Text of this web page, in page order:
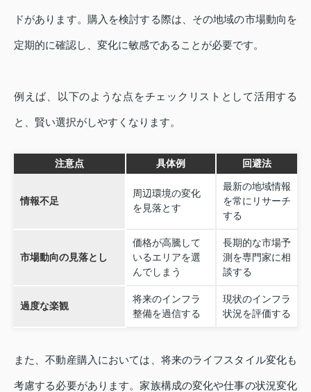
ドがあります。購入を検討する際は、その地域の市場動向を
定期的に確認し、変化に敏感であることが必要です。
例えば、以下のような点をチェックリストとして活用する
と、賢い選択がしやすくなります。
注意点 具体例 回避法
情報不足
周辺環境の変化
を見落とす
最新の地域情報
を常にリサーチ
する
市場動向の見落とし
価格が高騰して
いるエリアを選
んでしまう
長期的な市場予
測を専門家に相
談する
過度な楽観
将来のインフラ
整備を過信する
現状のインフラ
状況を評価する
また、不動産購入においては、将来のライフスタイル変化も
考慮する必要があります。家族構成の変化や仕事の状況変化